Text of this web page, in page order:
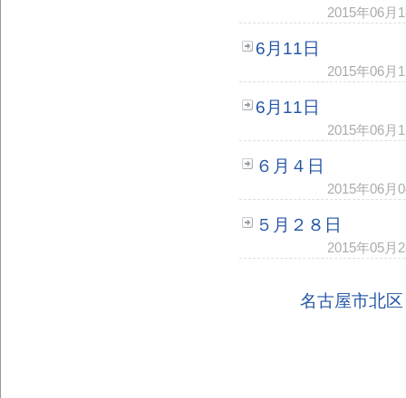
2015年06月
6月11日
2015年06月
6月11日
2015年06月
６月４日
2015年06月
５月２８日
2015年05月
名古屋市北